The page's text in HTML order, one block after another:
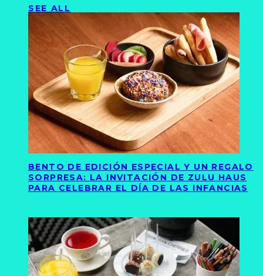
SEE ALL
BENTO DE EDICIÓN ESPECIAL Y UN REGALO
SORPRESA: LA INVITACIÓN DE ZULU HAUS
PARA CELEBRAR EL DÍA DE LAS INFANCIAS